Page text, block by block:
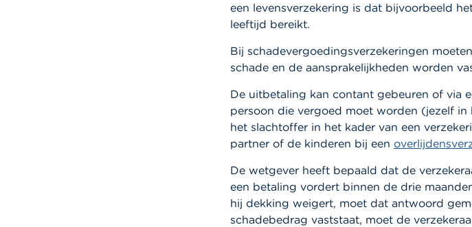
een levensverzekering is dat bijvoorbeeld
leeftijd bereikt.
Bij schadevergoedingsverzekeringen
schade en de aansprakelijkheden worden
De uitbetaling kan contant gebeuren of via
persoon die vergoed moet worden (jezelf in
het slachtoffer in het kader van een
partner of de kinderen bij een
De wetgever heeft bepaald dat de
een betaling vordert binnen de drie
hij dekking weigert, moet dat antwoord
schadebedrag vaststaat, moet de